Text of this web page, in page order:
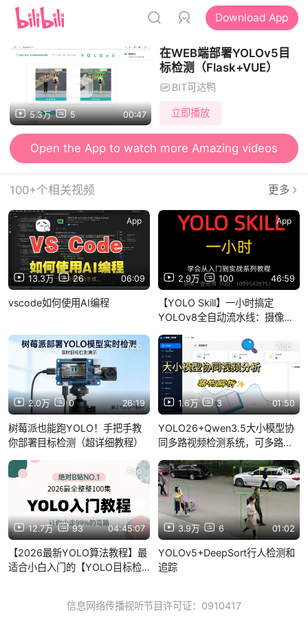
Download App
5.3万 5 00:47
在WEB端部署YOLOv5目
标检测（Flask+VUE）
BIT可达鸭
立即播放
Open the App to watch more Amazing videos
100+个相关视频 更多
13.3万 26 06:09
App
vscode如何使用AI编程
2.9万 100 46:59
App
【YOLO Skill】一小时搞定
YOLOv8全自动流水线：摄像头
opencode零基础实战
2.0万 0 26:19
App
树莓派也能跑YOLO！手把手教
你部署目标检测（超详细教程）
1.6万 3 01:50
App
YOLO26+Qwen3.5大小模型协
同多路视频检测系统，可多路实
12.7万 93 04:45:07
App
【2026最新YOLO算法教程】最
适合小白入门的【YOLO目标检
等目标检测必备基础！从入门到
3.9万 6 01:02
App
YOLOv5+DeepSort行人检测和
追踪
信息网络传播视听节目许可证：0910417